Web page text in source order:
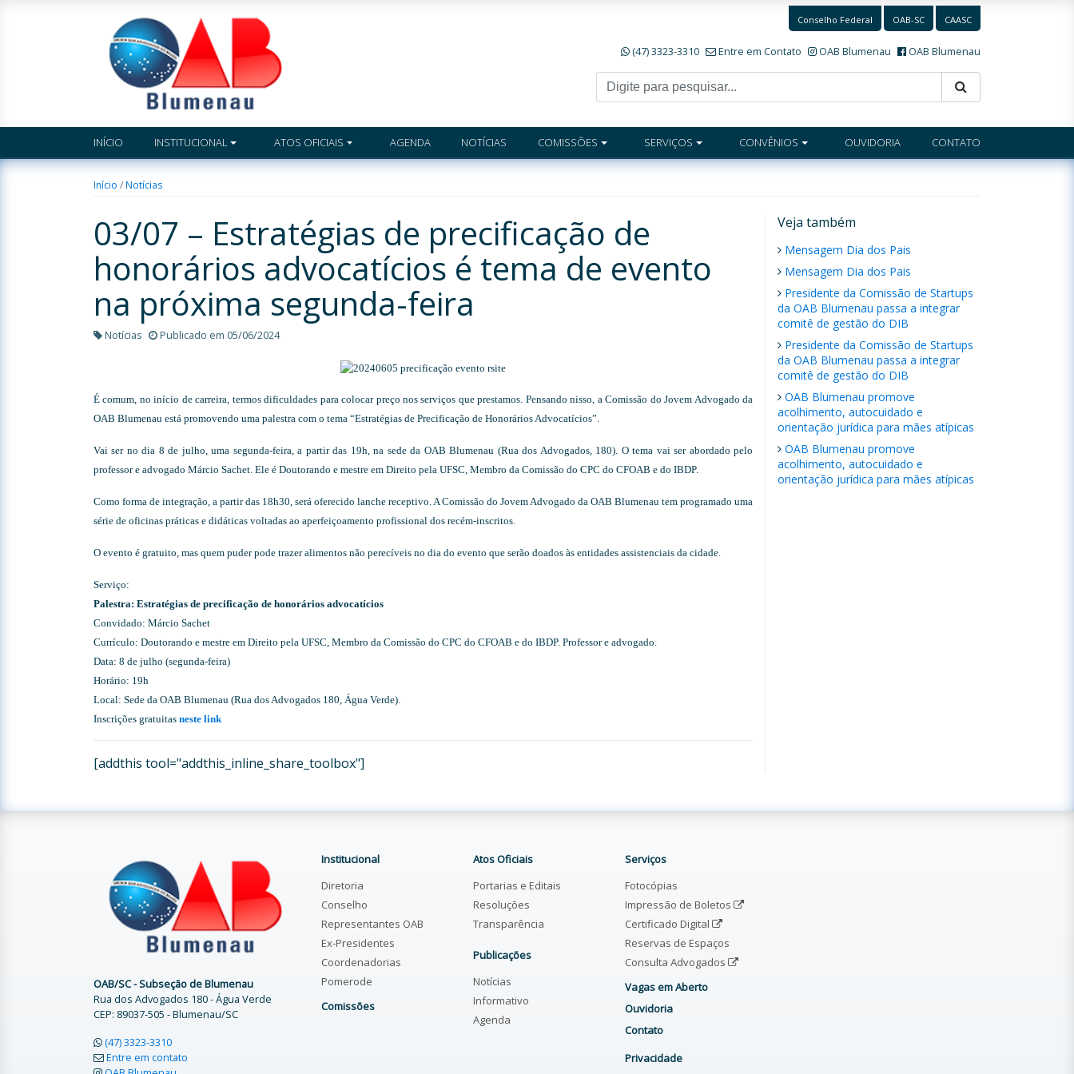
Conselho Federal OAB-SC CAASC
(47) 3323-3310 Entre em Contato OAB Blumenau OAB Blumenau
INÍCIO INSTITUCIONAL ATOS OFICIAIS AGENDA NOTÍCIAS COMISSÕES SERVIÇOS CONVÊNIOS OUVIDORIA CONTATO
Início /Notícias
03/07 – Estratégias de precificação de
honorários advocatícios é tema de evento
na próxima segunda-feira
Notícias Publicado em 05/06/2024
É comum, no início de carreira, termos dificuldades para colocar preço nos serviços que prestamos. Pensando nisso, a Comissão do Jovem Advogado da
OAB Blumenau está promovendo uma palestra com o tema “Estratégias de Precificação de Honorários Advocatícios”.
Vai ser no dia 8 de julho, uma segunda-feira, a partir das 19h, na sede da OAB Blumenau (Rua dos Advogados, 180). O tema vai ser abordado pelo
professor e advogado Márcio Sachet. Ele é Doutorando e mestre em Direito pela UFSC, Membro da Comissão do CPC do CFOAB e do IBDP.
Como forma de integração, a partir das 18h30, será oferecido lanche receptivo. A Comissão do Jovem Advogado da OAB Blumenau tem programado uma
série de oficinas práticas e didáticas voltadas ao aperfeiçoamento profissional dos recém-inscritos.
O evento é gratuito, mas quem puder pode trazer alimentos não perecíveis no dia do evento que serão doados às entidades assistenciais da cidade.
Serviço:
Palestra: Estratégias de precificação de honorários advocatícios
Convidado: Márcio Sachet
Currículo: Doutorando e mestre em Direito pela UFSC, Membro da Comissão do CPC do CFOAB e do IBDP. Professor e advogado.
Data: 8 de julho (segunda-feira)
Horário: 19h
Local: Sede da OAB Blumenau (Rua dos Advogados 180, Água Verde).
Inscrições gratuitas neste link
[addthis tool="addthis_inline_share_toolbox"]
Veja também
Mensagem Dia dos Pais
Mensagem Dia dos Pais
Presidente da Comissão de Startups
da OAB Blumenau passa a integrar
comitê de gestão do DIB
Presidente da Comissão de Startups
da OAB Blumenau passa a integrar
comitê de gestão do DIB
OAB Blumenau promove
acolhimento, autocuidado e
orientação jurídica para mães atípicas
OAB Blumenau promove
acolhimento, autocuidado e
orientação jurídica para mães atípicas
OAB/SC - Subseção de Blumenau
Rua dos Advogados 180 - Água Verde
CEP: 89037-505 - Blumenau/SC
(47) 3323-3310
Entre em contato
Institucional
Diretoria
Conselho
Representantes OAB
Ex-Presidentes
Coordenadorias
Pomerode
Comissões
Atos Oficiais
Portarias e Editais
Resoluções
Transparência
Publicações
Notícias
Informativo
Agenda
Serviços
Fotocópias
Impressão de Boletos
Certificado Digital
Reservas de Espaços
Consulta Advogados
Vagas em Aberto
Ouvidoria
Contato
Privacidade